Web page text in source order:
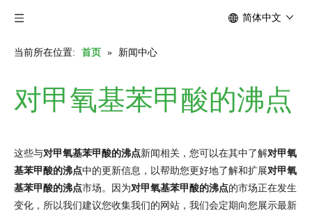
简体中文
当前所在位置: 首页 » 新闻中心
对甲氧基苯甲酸的沸点
这些与对甲氧基苯甲酸的沸点新闻相关，您可以在其中了解对甲氧
基苯甲酸的沸点中的更新信息，以帮助您更好地了解和扩展对甲氧
基苯甲酸的沸点市场。因为对甲氧基苯甲酸的沸点的市场正在发生
变化，所以我们建议您收集我们的网站，我们会定期向您展示最新